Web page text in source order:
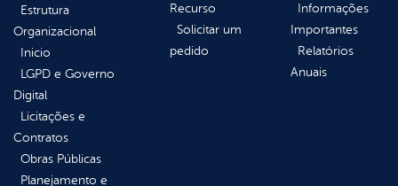
Estrutura
Organizacional
Inicio
LGPD e Governo
Digital
Licitações e
Contratos
Obras Públicas
Planejamento e
Recurso
Solicitar um
pedido
Informações
Importantes
Relatórios
Anuais